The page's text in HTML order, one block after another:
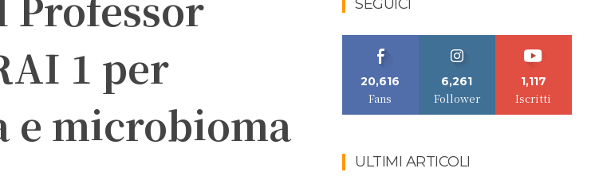
1 per
e microbioma
SEGUICI
20,616
Fans
6,261
Follower
1,117
Iscritti
ULTIMI ARTICOLI